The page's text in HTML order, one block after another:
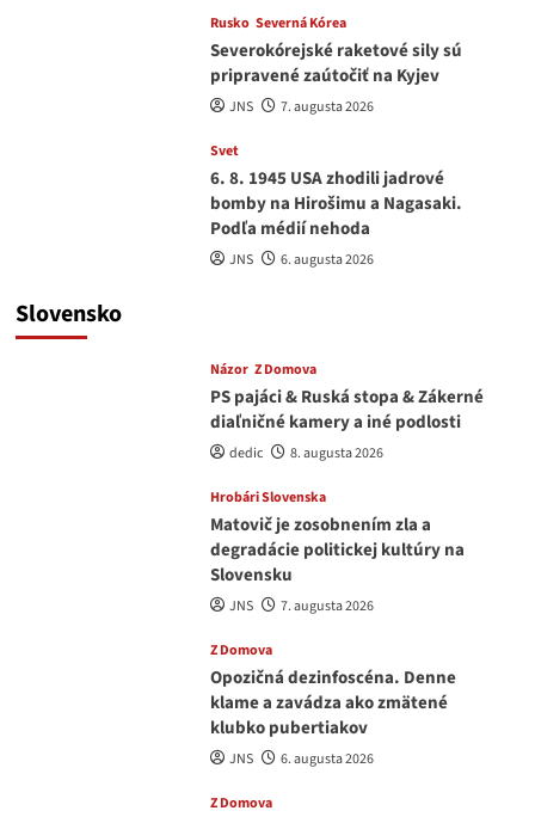
Rusko Severná Kórea
Severokórejské raketové sily sú
pripravené zaútočiť na Kyjev
JNS 7. augusta 2026
Svet
6. 8. 1945 USA zhodili jadrové
bomby na Hirošimu a Nagasaki.
Podľa médií nehoda
JNS 6. augusta 2026
Slovensko
Názor Z Domova
PS pajáci & Ruská stopa & Zákerné
diaľničné kamery a iné podlosti
dedic 8. augusta 2026
Hrobári Slovenska
Matovič je zosobnením zla a
degradácie politickej kultúry na
Slovensku
JNS 7. augusta 2026
Z Domova
Opozičná dezinfoscéna. Denne
klame a zavádza ako zmätené
klubko pubertiakov
JNS 6. augusta 2026
Z Domova